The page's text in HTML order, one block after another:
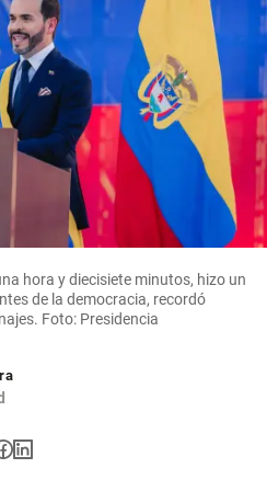
la
negocio
que mueve
US$ 380
millones
en el
Oriente
antioqueño
share
hora y diecisiete minutos, hizo un
de la democracia, recordó
Foto: Presidencia